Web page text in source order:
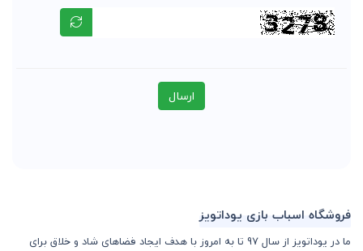
ارسال
فروشگاه اسباب بازی یوداتویز
ما در یوداتویز از سال 97 تا به امروز با هدف ایجاد فضاهای شاد و خلاق برای